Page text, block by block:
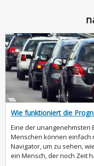
Wie funktioniert die
Eine der unangenehmsten
Menschen können einfach
Navigator, um zu sehen,
ein Mensch, der noch Zeit